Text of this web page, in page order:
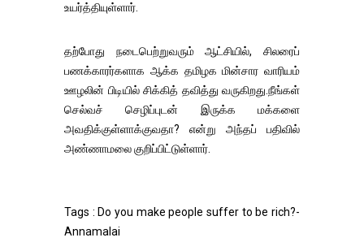
உயர்த்தியுள்ளார்.
தற்போது நடைபெற்றுவரும் ஆட்சியில், சிலரைப்
பணக்காரர்களாக ஆக்க தமிழக மின்சார வாரியம்
ஊழலின் பிடியில் சிக்கித் தவித்து வருகிறது.நீங்கள்
செல்வச் செழிப்புடன் இருக்க மக்களை
அவதிக்குள்ளாக்குவதா? என்று அந்தப் பதிவில்
அண்ணாமலை குறிப்பிட்டுள்ளார்.
Tags : Do you make people suffer to be rich?-
Annamalai